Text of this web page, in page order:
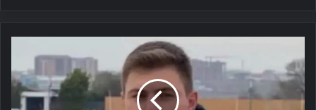
Düşmesi
Sonucu
Bir